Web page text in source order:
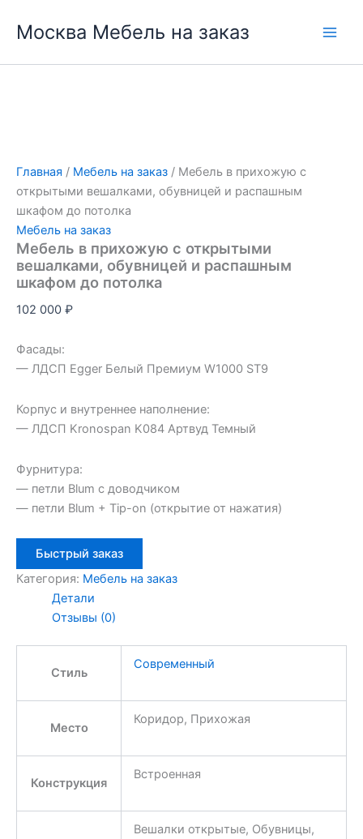
Москва Мебель на заказ
Главная / Мебель на заказ / Мебель в прихожую с
открытыми вешалками, обувницей и распашным
шкафом до потолка
Мебель на заказ
Мебель в прихожую с открытыми
вешалками, обувницей и распашным
шкафом до потолка
102 000 ₽
Фасады:
— ЛДСП Egger Белый Премиум W1000 ST9
Корпус и внутреннее наполнение:
— ЛДСП Kronospan K084 Артвуд Темный
Фурнитура:
— петли Blum с доводчиком
— петли Blum + Tip-on (открытие от нажатия)
Быстрый заказ
Категория: Мебель на заказ
Детали
Отзывы (0)
Стиль
Современный
Место
Коридор, Прихожая
Конструкция
Встроенная
Вешалки открытые, Обувницы,